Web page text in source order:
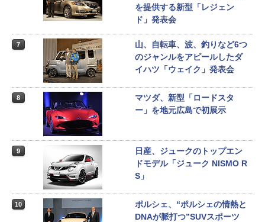
を提供する新型「レジェン
ド」発表会
7
山、自転車、波、釣りなど6つ
のジャンルをアピールしたダ
イハツ「ウェイク」発表会
8
マツダ、新型「ロードスタ
ー」を地元広島で初展示
9
日産、ジュークのトップエン
ドモデル「ジューク NISMO R
S」
10
ポルシェ、“ポルシェの情熱と
DNAが脈打つ”SUVスポーツ